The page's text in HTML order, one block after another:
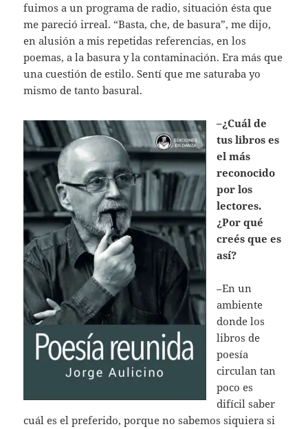
fuimos a un programa de radio, situación ésta que
me pareció irreal. “Basta, che, de basura”, me dijo,
en alusión a mis repetidas referencias, en los
poemas, a la basura y la contaminación. Era más que
una cuestión de estilo. Sentí que me saturaba yo
mismo de tanto basural.
–¿Cuál de
tus libros es
el más
reconocido
por los
lectores.
¿Por qué
creés que es
así?
–En un
ambiente
donde los
libros de
poesía
circulan tan
poco es
difícil saber
cuál es el preferido, porque no sabemos siquiera si